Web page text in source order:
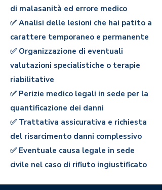
di malasanità ed errore medico
✅ Analisi delle lesioni che hai patito a
carattere temporaneo e permanente
✅ Organizzazione di eventuali
valutazioni specialistiche o terapie
riabilitative
✅ Perizie medico legali in sede per la
quantificazione dei danni
✅ Trattativa assicurativa e richiesta
del risarcimento danni complessivo
✅ Eventuale causa legale in sede
civile nel caso di rifiuto ingiustificato